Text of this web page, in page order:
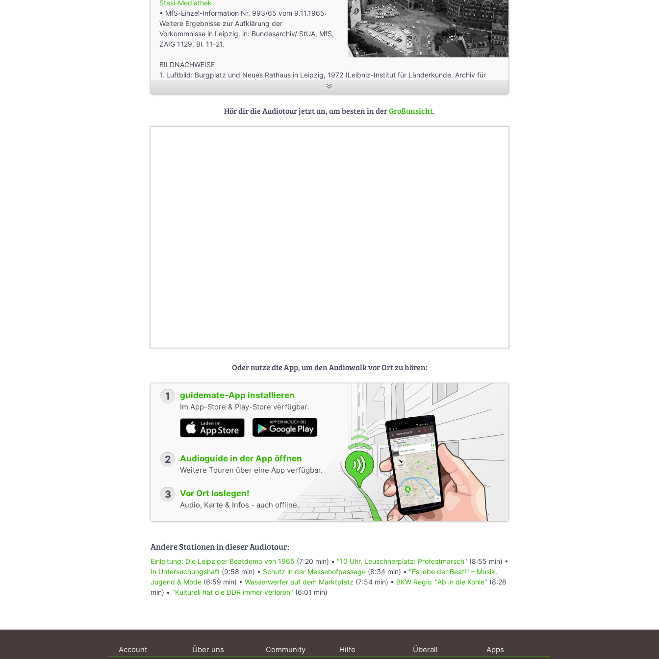
Stasi-Mediathek
• MfS-Einzel-Information Nr. 993/65 vom 9.11.1965:
Weitere Ergebnisse zur Aufklärung der
Vorkommnisse in Leipzig. in: Bundesarchiv/ StUA, MfS,
ZAIG 1129, Bl. 11-21.
BILDNACHWEISE
1. Luftbild: Burgplatz und Neues Rathaus in Leipzig, 1972 (Leibniz-Institut für Länderkunde, Archiv für
2. Burgplatz und Neues Rathaus in Leipzig, 1965 (Quelle: Fortepan / Nagy Gyula)
Hör dir die Audiotour jetzt an, am besten in derGroßansicht.
Oder nutze die App, um den Audiowalk vor Ort zu hören:
1 guidemate-App installieren
Im App-Store & Play-Store verfügbar.
2 Audioguide in der App öffnen
Weitere Touren über eine App verfügbar.
3 Vor Ort loslegen!
Audio, Karte & Infos - auch offline.
Andere Stationen in dieser Audiotour:
Einleitung: Die Leipziger Beatdemo von 1965 (7:20 min) • "10 Uhr, Leuschnerplatz: Protestmarsch" (8:55 min) •
In Untersuchungshaft (9:58 min) • Schutz in der Messehofpassage (8:34 min) • "Es lebe der Beat!" – Musik,
Jugend & Mode (6:59 min) • Wasserwerfer auf dem Marktplatz (7:54 min) • BKW Regis: "Ab in die Kohle" (8:28
min) • "Kulturell hat die DDR immer verloren" (6:01 min)
Account Über uns Community Hilfe Überall Apps